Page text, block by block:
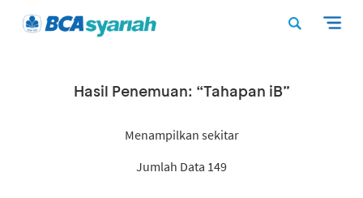
Hasil Penemuan: “Tahapan iB”
Menampilkan sekitar
Jumlah Data 149